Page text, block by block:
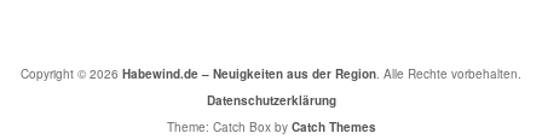
Copyright © 2026 Habewind.de – Neuigkeiten aus der Region . Alle Rechte vorbehalten.
Datenschutzerklärung
Theme: Catch Box by Catch Themes